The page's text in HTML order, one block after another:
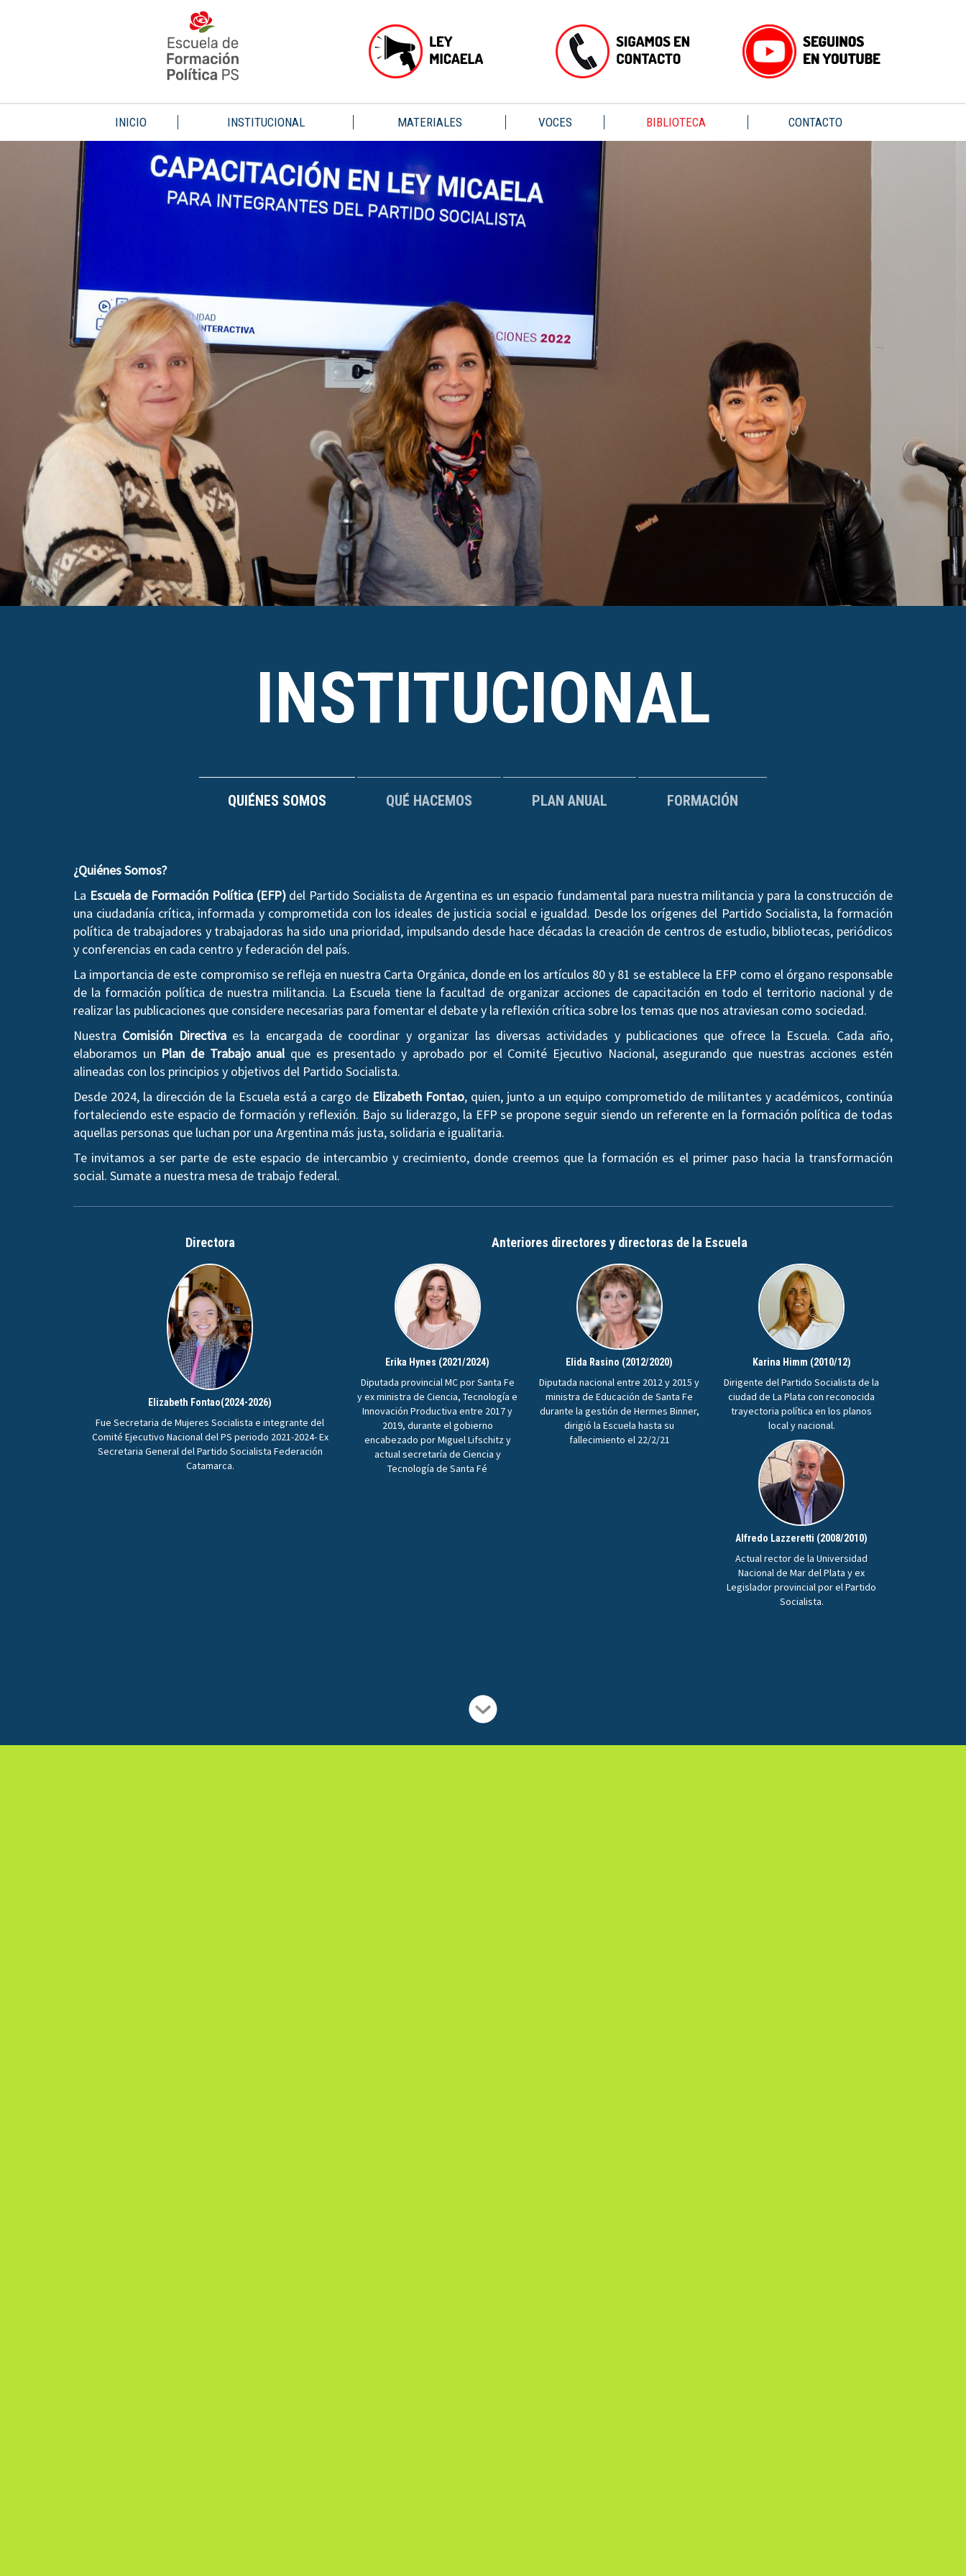
INICIO INSTITUCIONAL MATERIALES VOCES BIBLIOTECA CONTACTO
INSTITUCIONAL
QUIÉNES SOMOS QUÉ HACEMOS PLAN ANUAL FORMACIÓN
¿Quiénes Somos?
La Escuela de Formación Política (EFP)del Partido Socialista de Argentina es un espacio fundamental para nuestra militancia y para la construcción de
una ciudadanía crítica, informada y comprometida con los ideales de justicia social e igualdad. Desde los orígenes del Partido Socialista, la formación
política de trabajadores y trabajadoras ha sido una prioridad, impulsando desde hace décadas la creación de centros de estudio, bibliotecas, periódicos
y conferencias en cada centro y federación del país.
La importancia de este compromiso se refleja en nuestra Carta Orgánica, donde en los artículos 80 y 81 se establece la EFP como el órgano responsable
de la formación política de nuestra militancia. La Escuela tiene la facultad de organizar acciones de capacitación en todo el territorio nacional y de
realizar las publicaciones que considere necesarias para fomentar el debate y la reflexión crítica sobre los temas que nos atraviesan como sociedad.
Nuestra Comisión Directivaes la encargada de coordinar y organizar las diversas actividades y publicaciones que ofrece la Escuela. Cada año,
elaboramos un Plan de Trabajo anualque es presentado y aprobado por el Comité Ejecutivo Nacional, asegurando que nuestras acciones estén
alineadas con los principios y objetivos del Partido Socialista.
Desde 2024, la dirección de la Escuela está a cargo de Elizabeth Fontao, quien, junto a un equipo comprometido de militantes y académicos, continúa
fortaleciendo este espacio de formación y reflexión. Bajo su liderazgo, la EFP se propone seguir siendo un referente en la formación política de todas
aquellas personas que luchan por una Argentina más justa, solidaria e igualitaria.
Te invitamos a ser parte de este espacio de intercambio y crecimiento, donde creemos que la formación es el primer paso hacia la transformación
social. Sumate a nuestra mesa de trabajo federal.
Directora
Elizabeth Fontao(2024-2026)
Fue Secretaria de Mujeres Socialista e integrante del
Comité Ejecutivo Nacional del PS periodo 2021-2024- Ex
Secretaria General del Partido Socialista Federación
Catamarca.
Anteriores directores y directoras de la Escuela
Erika Hynes (2021/2024)
Diputada provincial MC por Santa Fe
y ex ministra de Ciencia, Tecnología e
Innovación Productiva entre 2017 y
2019, durante el gobierno
encabezado por Miguel Lifschitz y
actual secretaría de Ciencia y
Tecnología de Santa Fé
Elida Rasino (2012/2020)
Diputada nacional entre 2012 y 2015 y
ministra de Educación de Santa Fe
durante la gestión de Hermes Binner,
dirigió la Escuela hasta su
fallecimiento el 22/2/21
Karina Himm (2010/12)
Dirigente del Partido Socialista de la
ciudad de La Plata con reconocida
trayectoria política en los planos
local y nacional.
Alfredo Lazzeretti (2008/2010)
Actual rector de la Universidad
Nacional de Mar del Plata y ex
Legislador provincial por el Partido
Socialista.